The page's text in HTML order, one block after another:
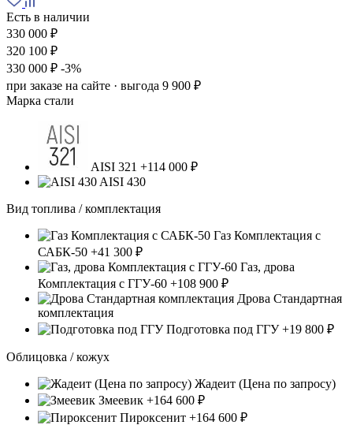
Есть в наличии
330 000 ₽
320 100 ₽
330 000 ₽ -3%
при заказе на сайте · выгода 9 900 ₽
Марка стали
AISI 321 +114 000 ₽
AISI 430
Вид топлива / комплектация
Газ Комплектация с
САБК-50 +41 300 ₽
Газ, дрова
Комплектация с ГГУ-60 +108 900 ₽
Дрова Стандартная
комплектация
Подготовка под ГГУ +19 800 ₽
Облицовка / кожух
Жадеит (Цена по запросу)
Змеевик +164 600 ₽
Пироксенит +164 600 ₽